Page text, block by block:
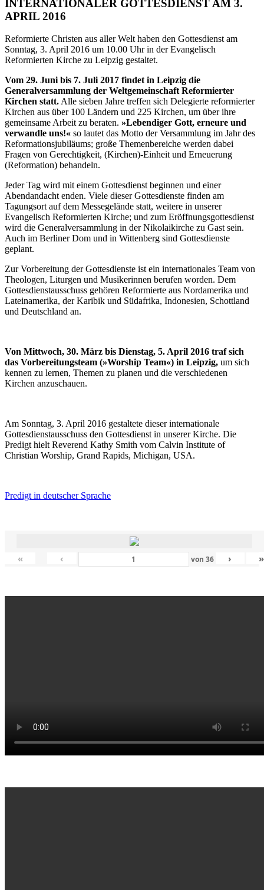
INTERNATIONALER GOTTESDIENST AM 3.
APRIL 2016
Reformierte Christen aus aller Welt haben den Gottesdienst am
Sonntag, 3. April 2016 um 10.00 Uhr in der Evangelisch
Reformierten Kirche zu Leipzig gestaltet.
Vom 29. Juni bis 7. Juli 2017 findet in Leipzig die
Generalversammlung der Weltgemeinschaft Reformierter
Kirchen statt.Alle sieben Jahre treffen sich Delegierte reformierter
Kirchen aus über 100 Ländern und 225 Kirchen, um über ihre
gemeinsame Arbeit zu beraten. »Lebendiger Gott, erneure und
verwandle uns!« so lautet das Motto der Versammlung im Jahr des
Reformationsjubiläums; große Themenbereiche werden dabei
Fragen von Gerechtigkeit, (Kirchen)-Einheit und Erneuerung
(Reformation) behandeln.
Jeder Tag wird mit einem Gottesdienst beginnen und einer
Abendandacht enden. Viele dieser Gottesdienste finden am
Tagungsort auf dem Messegelände statt, weitere in unserer
Evangelisch Reformierten Kirche; und zum Eröffnungsgottesdienst
wird die Generalversammlung in der Nikolaikirche zu Gast sein.
Auch im Berliner Dom und in Wittenberg sind Gottesdienste
geplant.
Zur Vorbereitung der Gottesdienste ist ein internationales Team von
Theologen, Liturgen und Musikerinnen berufen worden. Dem
Gottesdienstausschuss gehören Reformierte aus Nordamerika und
Lateinamerika, der Karibik und Südafrika, Indonesien, Schottland
und Deutschland an.
Von Mittwoch, 30. März bis Dienstag, 5. April 2016 traf sich
das Vorbereitungsteam (»Worship Team«) in Leipzig, um sich
kennen zu lernen, Themen zu planen und die verschiedenen
Kirchen anzuschauen.
Am Sonntag, 3. April 2016 gestaltete dieser internationale
Gottesdienstausschuss den Gottesdienst in unserer Kirche. Die
Predigt hielt Reverend Kathy Smith vom Calvin Institute of
Christian Worship, Grand Rapids, Michigan, USA.
Predigt in deutscher Sprache
« ‹ von 36 › »